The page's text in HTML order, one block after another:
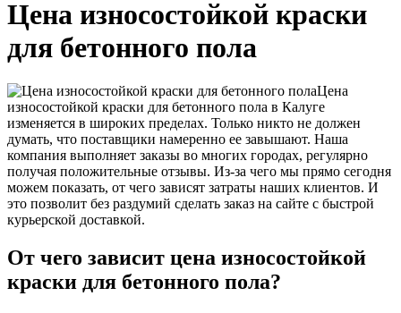
Цена износостойкой краски
для бетонного пола
Цена
износостойкой краски для бетонного пола в Калуге
изменяется в широких пределах. Только никто не должен
думать, что поставщики намеренно ее завышают. Наша
компания выполняет заказы во многих городах, регулярно
получая положительные отзывы. Из-за чего мы прямо сегодня
можем показать, от чего зависят затраты наших клиентов. И
это позволит без раздумий сделать заказ на сайте с быстрой
курьерской доставкой.
От чего зависит цена износостойкой
краски для бетонного пола?